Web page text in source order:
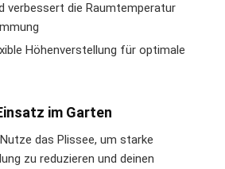
verbessert die Raumtemperatur
Höhenverstellung für optimale
im Garten
Nutze das Plissee, um starke
zu reduzieren und deinen